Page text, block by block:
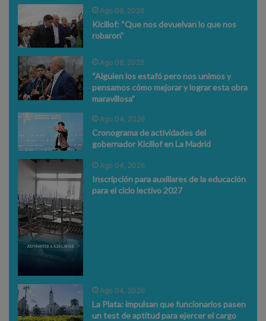
Ago 06, 2026
Kicillof: “Que nos devuelvan lo que nos
robaron”
Ago 06, 2026
“Alguien los estafó pero nos unimos y
pensamos cómo mejorar y lograr esta obra
maravillosa”
Ago 04, 2026
Cronograma de actividades del
gobernador Kicillof en La Madrid
Ago 04, 2026
Inscripción para auxiliares de la educación
para el ciclo lectivo 2027
Ago 04, 2026
La Plata: impulsan que funcionarios pasen
un test de aptitud para ejercer el cargo